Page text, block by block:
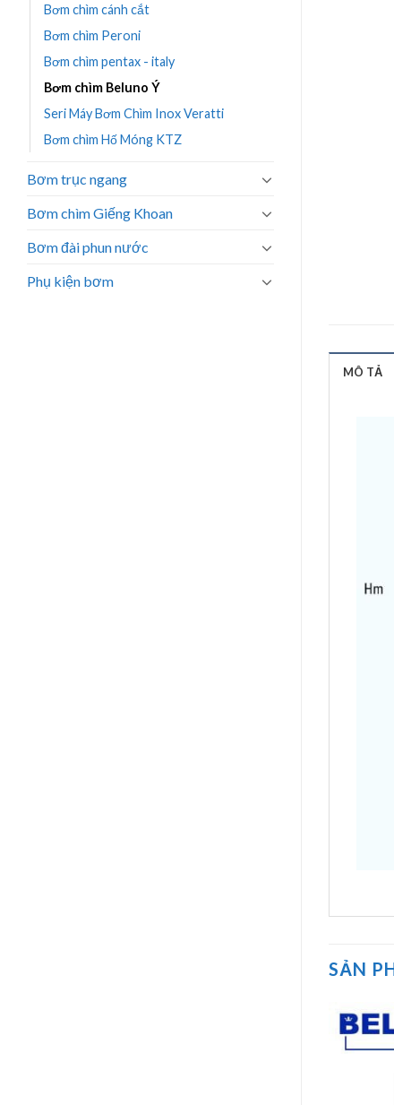
Bơm chìm cánh cắt
Bơm chìm Peroni
Bơm chìm pentax - italy
Bơm chìm Beluno Ý
Seri Máy Bơm Chìm Inox Veratti
Bơm chìm Hố Móng KTZ
Bơm trục ngang
Bơm chìm Giếng Khoan
Bơm đài phun nước
Phụ kiện bơm
MÔ TẢ
SẢN